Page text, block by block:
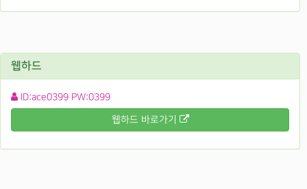
웹하드
ID:ace0399 PW:0399
웹하드 바로가기